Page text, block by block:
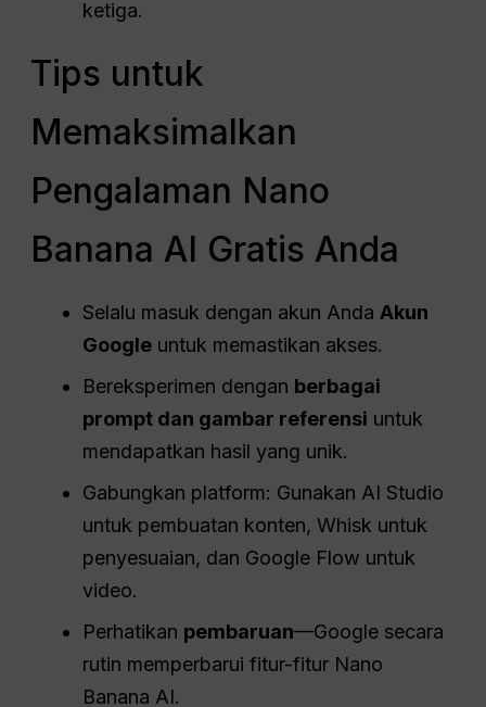
ketiga.
Tips untuk
Memaksimalkan
Pengalaman Nano
Banana AI Gratis Anda
Selalu masuk dengan akun Anda Akun
Google untuk memastikan akses.
Bereksperimen dengan berbagai
prompt dan gambar referensi untuk
mendapatkan hasil yang unik.
Gabungkan platform: Gunakan AI Studio
untuk pembuatan konten, Whisk untuk
penyesuaian, dan Google Flow untuk
video.
Perhatikan pembaruan—Google secara
rutin memperbarui fitur-fitur Nano
Banana AI.